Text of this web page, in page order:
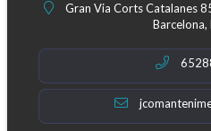
Gran Via Corts Catalanes
Barcelona,